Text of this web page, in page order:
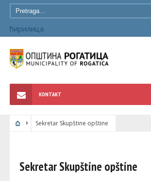
ћирилица
KONTAKT
Sekretar Skupštine opštine
Sekretar Skupštine opštine